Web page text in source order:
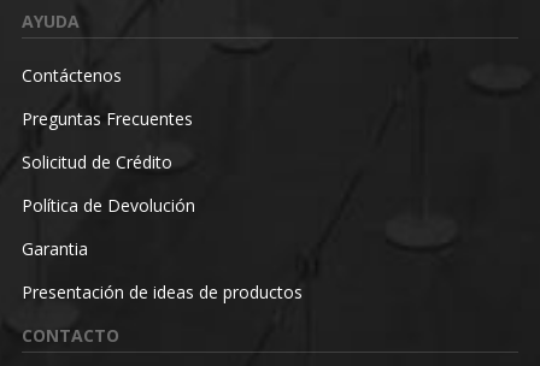
AYUDA
Contáctenos
Preguntas Frecuentes
Solicitud de Crédito
Política de Devolución
Garantia
Presentación de ideas de productos
CONTACTO